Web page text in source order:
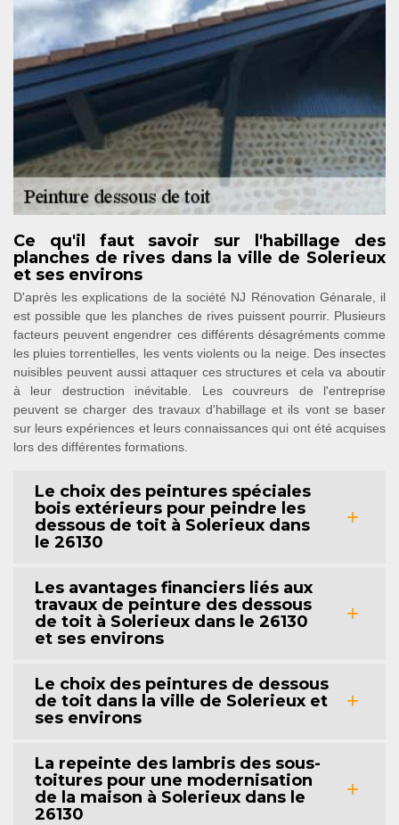
Ce qu'il faut savoir sur l'habillage des
planches de rives dans la ville de Solerieux
et ses environs
D'après les explications de la société NJ Rénovation Génarale, il
est possible que les planches de rives puissent pourrir. Plusieurs
facteurs peuvent engendrer ces différents désagréments comme
les pluies torrentielles, les vents violents ou la neige. Des insectes
nuisibles peuvent aussi attaquer ces structures et cela va aboutir
à leur destruction inévitable. Les couvreurs de l'entreprise
peuvent se charger des travaux d'habillage et ils vont se baser
sur leurs expériences et leurs connaissances qui ont été acquises
lors des différentes formations.
Le choix des peintures spéciales
bois extérieurs pour peindre les
dessous de toit à Solerieux dans
le 26130
Les avantages financiers liés aux
travaux de peinture des dessous
de toit à Solerieux dans le 26130
et ses environs
Le choix des peintures de dessous
de toit dans la ville de Solerieux et
ses environs
La repeinte des lambris des sous-
toitures pour une modernisation
de la maison à Solerieux dans le
26130